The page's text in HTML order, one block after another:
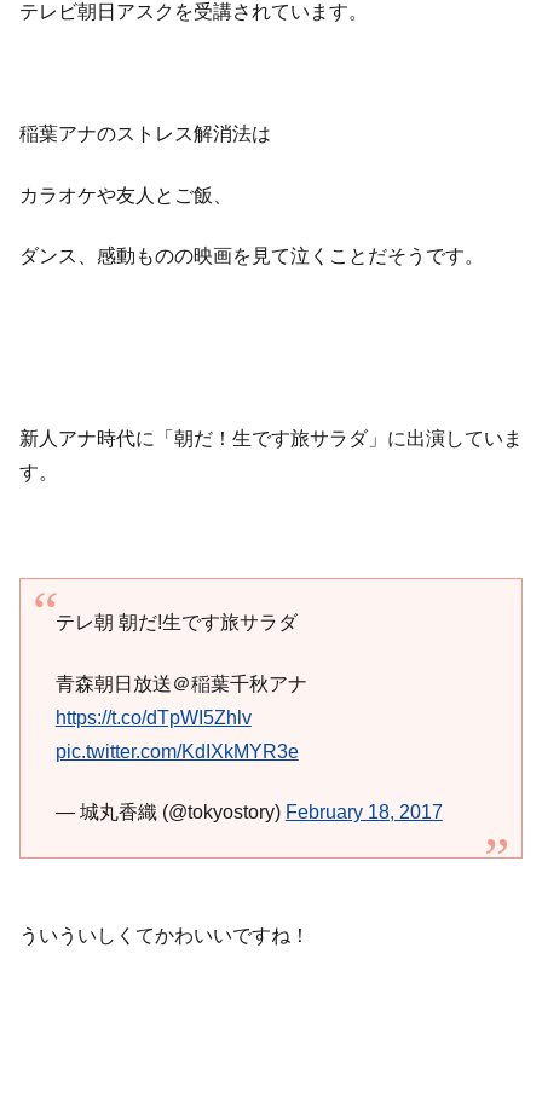
テレビ朝日アスクを受講されています。
稲葉アナのストレス解消法は
カラオケや友人とご飯、
ダンス、感動ものの映画を見て泣くことだそうです。
新人アナ時代に「朝だ！生です旅サラダ」に出演していま
す。
テレ朝 朝だ!生です旅サラダ
青森朝日放送＠稲葉千秋アナ
https://t.co/dTpWI5Zhlv
pic.twitter.com/KdIXkMYR3e
— 城丸香織 (@tokyostory) February 18, 2017
ういういしくてかわいいですね！